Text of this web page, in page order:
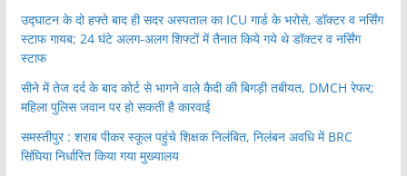
उद्घाटन के दो हफ्ते बाद ही सदर अस्पताल का ICU गार्ड के भरोसे, डॉक्टर व नर्सिंग
स्टाफ गायब; 24 घंटे अलग-अलग शिफ्टों में तैनात किये गये थे डॉक्टर व नर्सिंग
स्टाफ
सीने में तेज दर्द के बाद कोर्ट से भागने वाले कैदी की बिगड़ी तबीयत, DMCH रेफर;
महिला पुलिस जवान पर हो सकती है कारवाई
समस्तीपुर : शराब पीकर स्कूल पहुंचे शिक्षक निलंबित, निलंबन अवधि में BRC
सिंघिया निर्धारित किया गया मुख्यालय